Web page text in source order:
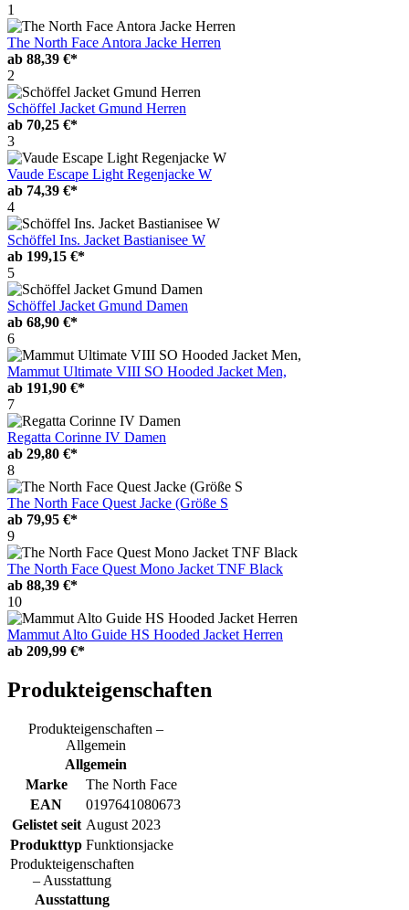
1
The North Face Antora Jacke Herren
ab 88,39 €*
2
Schöffel Jacket Gmund Herren
ab 70,25 €*
3
Vaude Escape Light Regenjacke W
ab 74,39 €*
4
Schöffel Ins. Jacket Bastianisee W
ab 199,15 €*
5
Schöffel Jacket Gmund Damen
ab 68,90 €*
6
Mammut Ultimate VIII SO Hooded Jacket Men,
ab 191,90 €*
7
Regatta Corinne IV Damen
ab 29,80 €*
8
The North Face Quest Jacke (Größe S
ab 79,95 €*
9
The North Face Quest Mono Jacket TNF Black
ab 88,39 €*
10
Mammut Alto Guide HS Hooded Jacket Herren
ab 209,99 €*
Produkteigenschaften
Produkteigenschaften –
Allgemein
Allgemein
Marke
The North Face
EAN
0197641080673
Gelistet seit August 2023
Produkttyp Funktionsjacke
Produkteigenschaften
– Ausstattung
Ausstattung